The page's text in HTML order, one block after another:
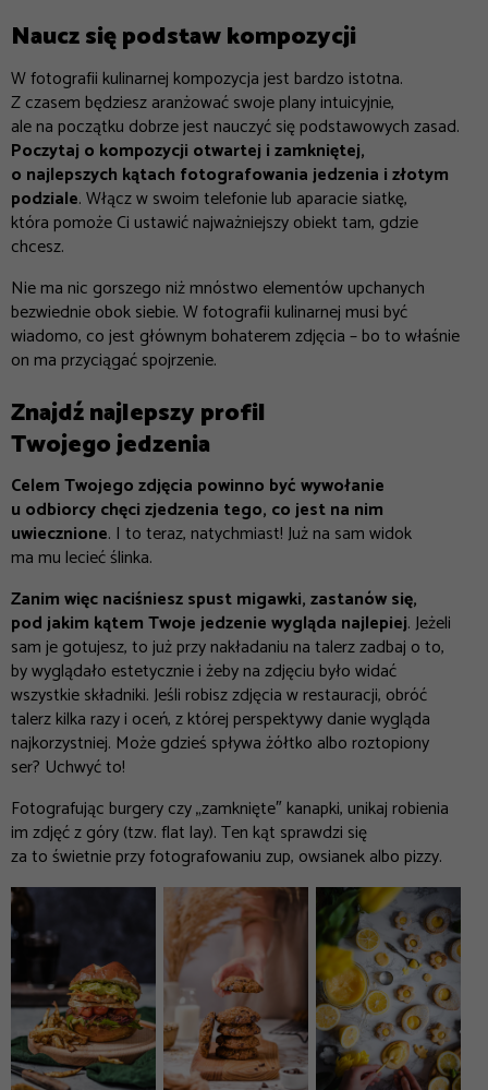
Naucz się podstaw kompozycji
W fotografii kulinarnej kompozycja jest bardzo istotna.
Z czasem będziesz aranżować swoje plany intuicyjnie,
ale na początku dobrze jest nauczyć się podstawowych zasad.
Poczytaj o kompozycji otwartej i zamkniętej,
o najlepszych kątach fotografowania jedzenia i złotym
podziale. Włącz w swoim telefonie lub aparacie siatkę,
która pomoże Ci ustawić najważniejszy obiekt tam, gdzie
chcesz.
Nie ma nic gorszego niż mnóstwo elementów upchanych
bezwiednie obok siebie. W fotografii kulinarnej musi być
wiadomo, co jest głównym bohaterem zdjęcia – bo to właśnie
on ma przyciągać spojrzenie.
Znajdź najlepszy profil
Twojego jedzenia
Celem Twojego zdjęcia powinno być wywołanie
u odbiorcy chęci zjedzenia tego, co jest na nim
uwiecznione. I to teraz, natychmiast! Już na sam widok
ma mu lecieć ślinka.
Zanim więc naciśniesz spust migawki, zastanów się,
pod jakim kątem Twoje jedzenie wygląda najlepiej. Jeżeli
sam je gotujesz, to już przy nakładaniu na talerz zadbaj o to,
by wyglądało estetycznie i żeby na zdjęciu było widać
wszystkie składniki. Jeśli robisz zdjęcia w restauracji, obróć
talerz kilka razy i oceń, z której perspektywy danie wygląda
najkorzystniej. Może gdzieś spływa żółtko albo roztopiony
ser? Uchwyć to!
Fotografując burgery czy „zamknięte″ kanapki, unikaj robienia
im zdjęć z góry (tzw. flat lay). Ten kąt sprawdzi się
za to świetnie przy fotografowaniu zup, owsianek albo pizzy.